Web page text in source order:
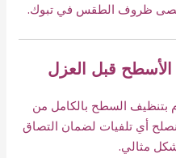
ظروف الطقس في تبوك.
بتنظيف السطح بالكامل من
أي تلفيات لضمان التصاق
مثالي.